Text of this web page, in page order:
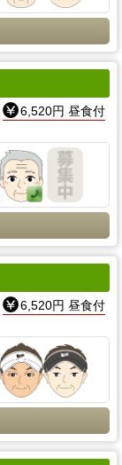
6,520円 昼食付
6,520円 昼食付